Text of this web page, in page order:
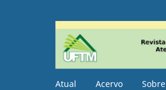
Atual Acervo Sobre